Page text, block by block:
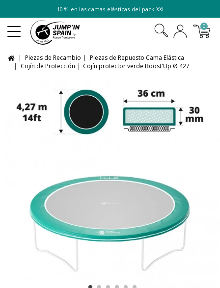
-10 % en las camas elásticas del pack XXL
0
Piezas de Recambio
Piezas de Repuesto Cama Elástica
Cojín de Protección
Cojín protector verde Boost'Up Ø 427